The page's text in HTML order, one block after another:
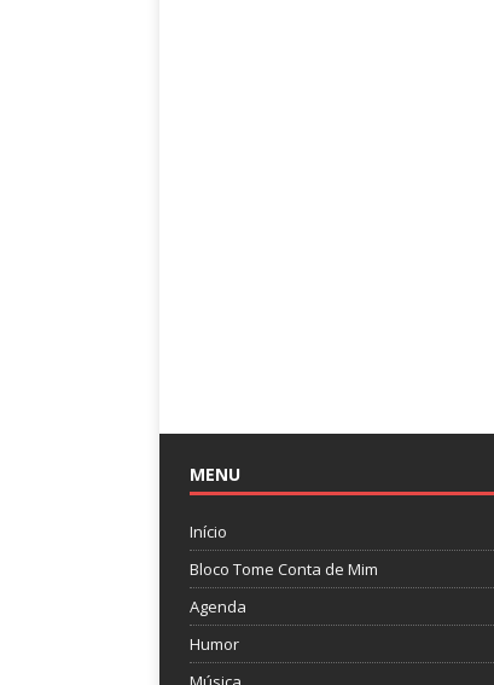
MENU
Início
Bloco Tome Conta de Mim
Agenda
Humor